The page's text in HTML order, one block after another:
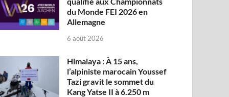
du Monde FEI 2026 en
Allemagne
6 août 2026
Himalaya : À 15 ans,
l’alpiniste marocain Youssef
Tazi gravit le sommet du
Kang Yatse II à 6.250 m